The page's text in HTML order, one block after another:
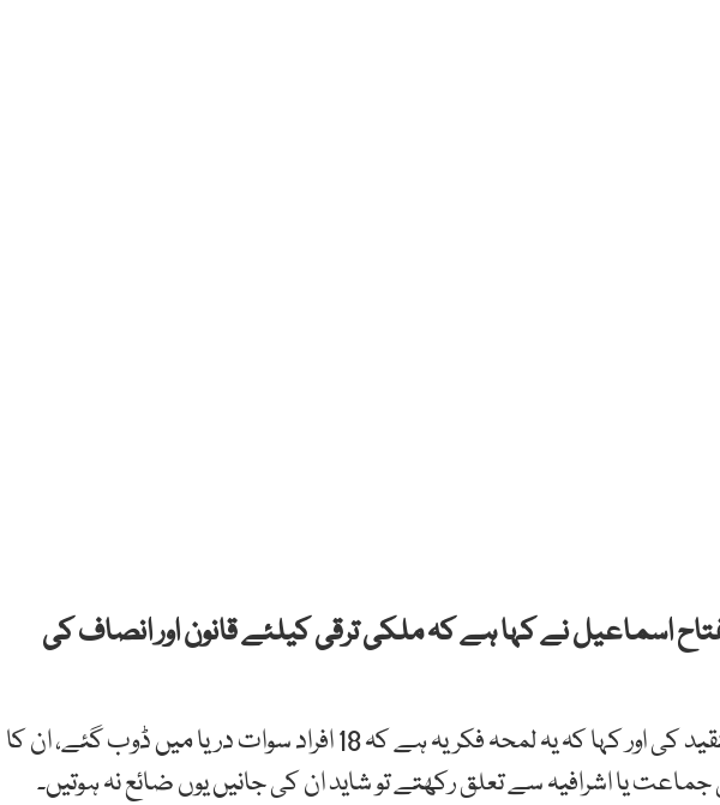
اسماعیل نے کہا ہے کہ ملکی ترقی کیلئے قانون اور انصاف کی
انہوں نے خیبرپختونخوا حکومت پر تنقید کی اور کہا کہ یہ لمحہ فکریہ ہے کہ 18 افراد سوات دریا میں ڈوب گئے، ان کا
یا اشرافیہ سے تعلق رکھتے تو شاید ان کی جانیں یوں ضائع نہ ہوتیں۔